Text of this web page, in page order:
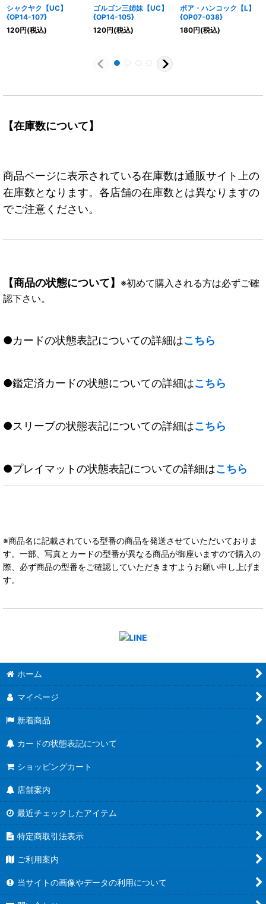
シャクヤク【UC】
{OP14-107}
120円(税込)
ゴルゴン三姉妹【UC】
{OP14-105}
120円(税込)
ボア・ハンコック【L】
{OP07-038}
180円(税込)
【在庫数について】
商品ページに表示されている在庫数は通販サイト上の
在庫数となります。各店舗の在庫数とは異なりますの
でご注意ください。
【商品の状態について】 ※初めて購入される方は必ずご確
認下さい。
●カードの状態表記についての詳細はこちら
●鑑定済カードの状態についての詳細はこちら
●スリーブの状態表記についての詳細はこちら
●プレイマットの状態表記についての詳細はこちら
※商品名に記載されている型番の商品を発送させていただいておりま
す。一部、写真とカードの型番が異なる商品が御座いますので購入の
際、必ず商品の型番をご確認していただきますようお願い申し上げま
す。
ホーム
マイページ
新着商品
カードの状態表記について
ショッピングカート
店舗案内
最近チェックしたアイテム
特定商取引法表示
ご利用案内
当サイトの画像やデータの利用について